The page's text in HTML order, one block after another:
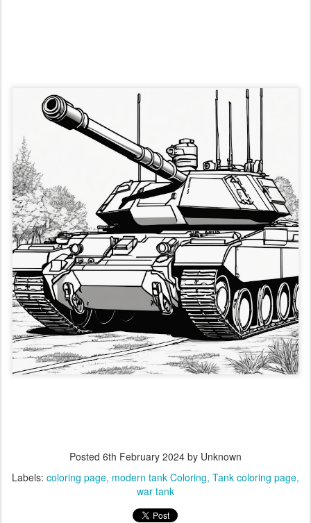
Posted 6th February 2024 by Unknown
Labels: coloring page modern tank Coloring Tank coloring page
war tank